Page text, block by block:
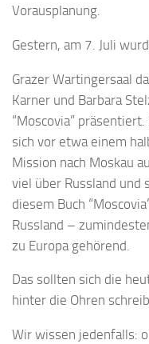
Vorausplanung.
Gestern, am 7. Juli
Grazer Wartingersaal
Karner und Barbara
“Moscovia”
sich vor etwa einem
Mission nach Moskau
viel über Russland und
diesem Buch
Russland –
zu Europa gehörend.
Das sollten sich die
hinter die Ohren
Wir wissen jedenfalls: